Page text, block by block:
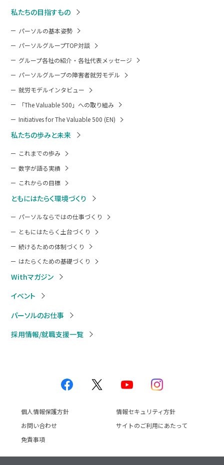
私たちの目指すもの
パーソルの基本姿勢
パーソルグループTOP対談
グループ各社の紹介・各社代表メッセージ
パーソルグループの障害者就労モデル
就労モデルインタビュー
「The Valuable 500」への取り組み
Initiatives for The Valuable 500 (EN)
私たちの歩みと未来
これまでの歩み
数字が語る実績
これからの目標
ともにはたらく環境づくり
パーソルならではの仕事づくり
ともにはたらく土台づくり
続けるための体制づくり
はたらくための基礎づくり
Withマガジン
イベント
パーソルのお仕事
採用情報/就職支援一覧
個人情報保護方針
情報セキュリティ方針
お問い合わせ
サイトのご利用にあたって
免責事項